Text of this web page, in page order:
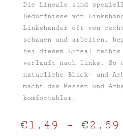
Die Lineale sind
Bedürfnisse von
Linkshänder oft von
schauen und arbeiten,
bei diesem Lineal
verläuft nach links. So
natürliche Blick- und
macht das Messen und
komfortabler.
€1,49 – €2,59